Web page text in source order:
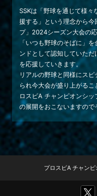
SSKは「野球を通じて様
援する」という理念から
プ」2024シーズン大会の
「いつも野球のそばに」
ンドとして認知していた
を応援していきます。
リアルの野球と同様にス
られ今大会が盛り上がる
ロスピA チャンピオンシ
の展開をおこないますの
プロスピA チャン